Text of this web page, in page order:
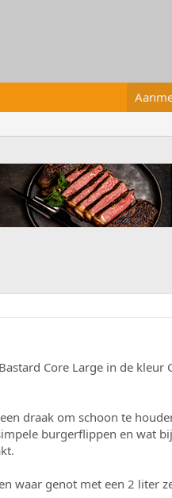
Core Large in de kleur
draak om schoon te
burgerflippen en wat
waar genot met een 2 liter